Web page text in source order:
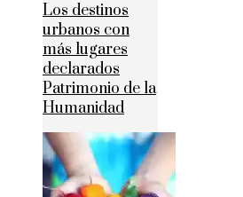
Los destinos
urbanos con
más lugares
declarados
Patrimonio de la
Humanidad